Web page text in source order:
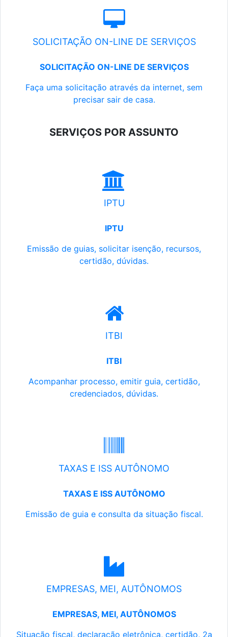
SOLICITAÇÃO ON-LINE DE SERVIÇOS
SOLICITAÇÃO ON-LINE DE SERVIÇOS
Faça uma solicitação através da internet, sem
precisar sair de casa.
SERVIÇOS POR ASSUNTO
IPTU
IPTU
Emissão de guias, solicitar isenção, recursos,
certidão, dúvidas.
ITBI
ITBI
Acompanhar processo, emitir guia, certidão,
credenciados, dúvidas.
TAXAS E ISS AUTÔNOMO
TAXAS E ISS AUTÔNOMO
Emissão de guia e consulta da situação fiscal.
EMPRESAS, MEI, AUTÔNOMOS
EMPRESAS, MEI, AUTÔNOMOS
Situação fiscal, declaração eletrônica, certidão, 2a